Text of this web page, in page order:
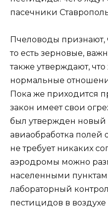
Пчеловоды признают,
то есть зерновые,
также утверждают, что
нормальные
Пока же приходится
закон имеет свои
был утвержден
авиаобработка
не требует никаких
аэродромы можно
населенными
лабораторный
пестицидов в воздухе